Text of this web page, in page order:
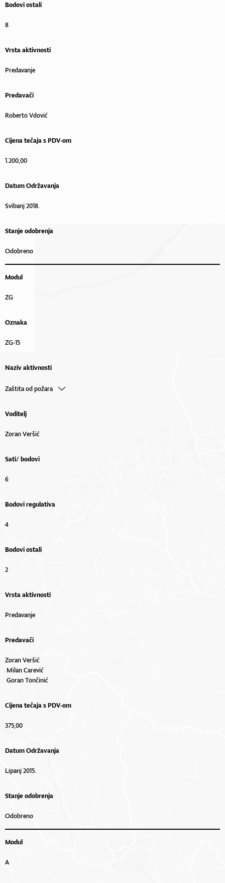
Bodovi ostali
8
Vrsta aktivnosti
Predavanje
Predavači
Roberto Vdović
Cijena tečaja s PDV-om
1.200,00
Datum Održavanja
Svibanj 2018.
Stanje odobrenja
Odobreno
Modul
ZG
Oznaka
ZG-15
Naziv aktivnosti
Zaštita od požara
Voditelj
Zoran Veršić
Sati/ bodovi
6
Bodovi regulativa
4
Bodovi ostali
2
Vrsta aktivnosti
Predavanje
Predavači
Zoran Veršić
Milan Carević
Goran Tončinić
Cijena tečaja s PDV-om
375,00
Datum Održavanja
Lipanj 2015.
Stanje odobrenja
Odobreno
Modul
A